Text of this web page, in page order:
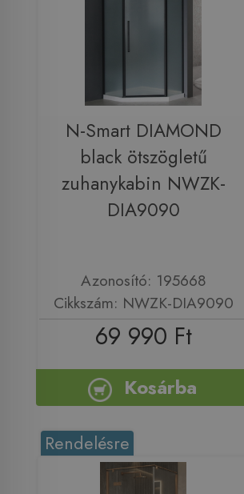
N-Smart DIAMOND
black ötszögletű
zuhanykabin NWZK-
DIA9090
Azonosító: 195668
Cikkszám: NWZK-DIA9090
69 990 Ft
Kosárba
Rendelésre